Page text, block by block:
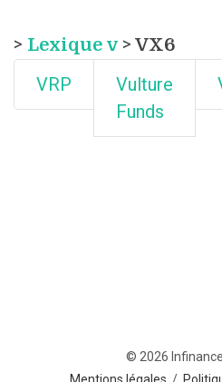
> Lexique v > VX6
VRP
Vulture
Funds
© 2026